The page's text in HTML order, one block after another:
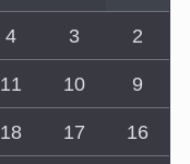
2
3
4
9
10
11
16
17
18